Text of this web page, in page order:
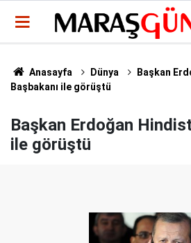
Anasayfa Dünya
Başkan
Başbakanı ile görüştü
Başkan Erdoğan
ile görüştü